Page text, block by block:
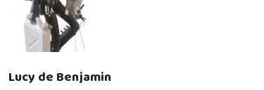
Lucy de Benjamin